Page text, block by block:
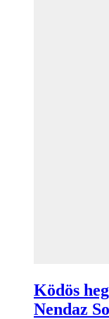
Ködös
Nendaz